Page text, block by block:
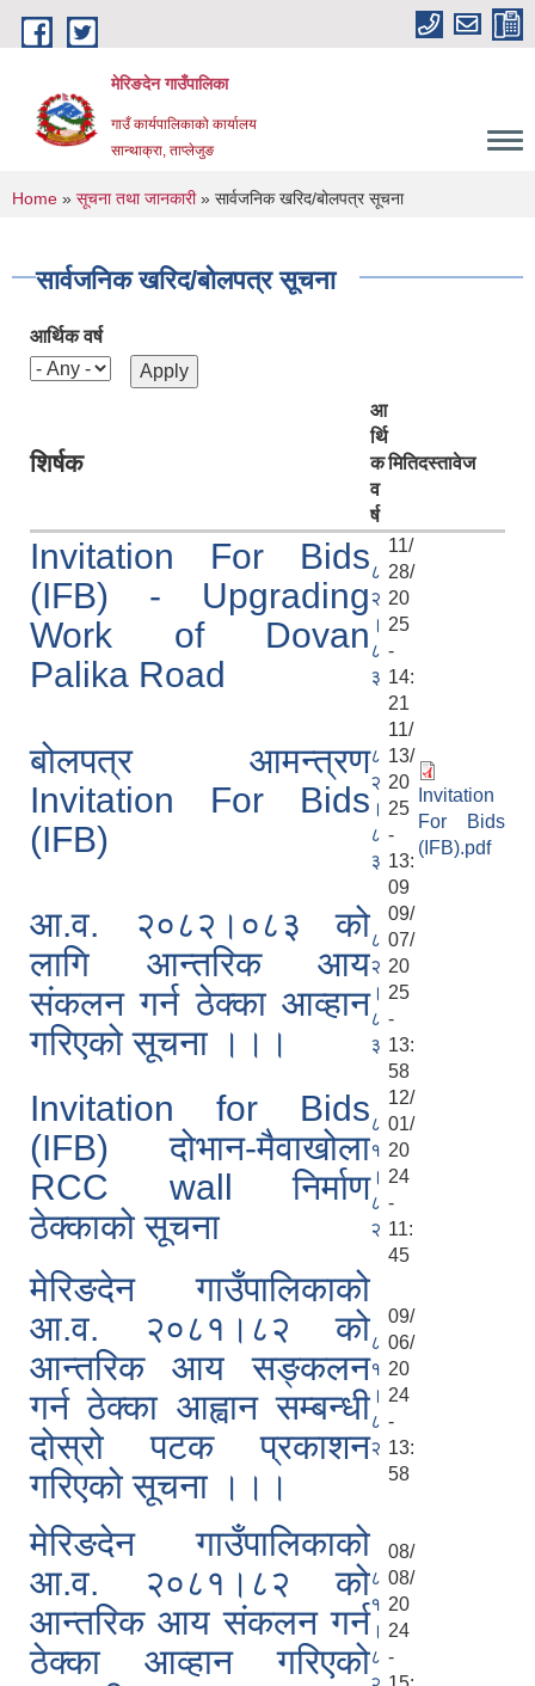
Skip to main content
मेरिङदेन गाउँपालिका
गाउँ कार्यपालिकाको कार्यालय
सान्थाक्रा, ताप्लेजुङ
You are here
Home » सूचना तथा जानकारी» सार्वजनिक खरिद/बोलपत्र सूचना
सार्वजनिक खरिद/बोलपत्र सूचना
आर्थिक वर्ष
शिर्षक
आ
र्थि
क
व
र्ष
मितिदस्तावेज
Invitation For Bids
(IFB) - Upgrading
Work of Dovan
Palika Road
८
२
।
८
३
11/
28/
20
25
-
14:
21
बोलपत्र आमन्त्रण
Invitation For Bids
(IFB)
८
२
।
८
३
11/
13/
20
25
-
13:
09
Invitation
For Bids
(IFB).pdf
आ.व. २०८२।०८३ को
लागि आन्तरिक आय
संकलन गर्न ठेक्का आव्हान
गरिएको सूचना ।।।
८
२
।
८
३
09/
07/
20
25
-
13:
58
Invitation for Bids
(IFB) दोभान-मैवाखोला
RCC wall निर्माण
ठेक्काको सूचना
८
१
।
८
२
12/
01/
20
24
-
11:
45
मेरिङदेन गाउँपालिकाको
आ.व. २०८१।८२ को
आन्तरिक आय सङ्कलन
गर्न ठेक्का आह्वान सम्बन्धी
दोस्रो पटक प्रकाशन
गरिएको सूचना ।।।
८
१
।
८
२
09/
06/
20
24
-
13:
58
मेरिङदेन गाउँपालिकाको
आ.व. २०८१।८२ को
आन्तरिक आय संकलन गर्न
ठेक्का आव्हान गरिएको
८
१
।
८
08/
08/
20
24
-